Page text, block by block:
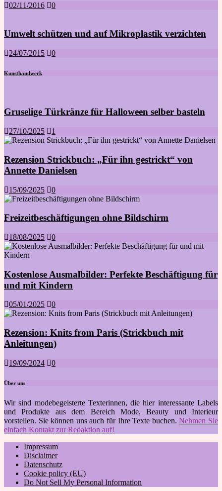
02/11/2016 0
Umwelt schützen und auf Mikroplastik verzichten
24/07/2015 0
Kunsthandwerk
Gruselige Türkränze für Halloween selber basteln
27/10/2025 1
Rezension Strickbuch: „Für ihn gestrickt“ von
Annette Danielsen
15/09/2025 0
Freizeitbeschäftigungen ohne Bildschirm
18/08/2025 0
Kostenlose Ausmalbilder: Perfekte Beschäftigung für
und mit Kindern
05/01/2025 0
Rezension: Knits from Paris (Strickbuch mit
Anleitungen)
19/09/2024 0
Über uns
Wir sind modebegeisterte Texterinnen, die hier interessante Labels
und Produkte aus dem Bereich Mode, Beauty und Interieur
vorstellen. Sie können uns auch für Ihre Texte buchen. Nehmen Sie
einfach Kontakt zur Redaktion auf!
Impressum
Disclaimer
Datenschutz
Cookie policy (EU)
Do Not Sell My Personal Information